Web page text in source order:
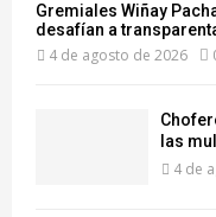
Gremiales Wiñay
desafían a
4 de agosto de 2026
las
4 de